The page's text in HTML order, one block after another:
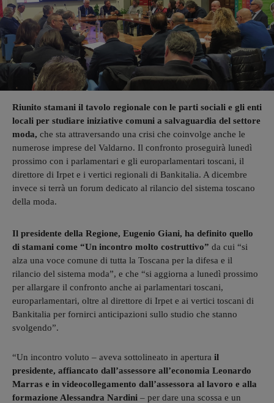
Riunito stamani il tavolo regionale con le parti sociali e gli enti
locali per studiare iniziative comuni a salvaguardia del settore
moda, che sta attraversando una crisi che coinvolge anche le
numerose imprese del Valdarno. Il confronto proseguirà lunedì
prossimo con i parlamentari e gli europarlamentari toscani, il
direttore di Irpet e i vertici regionali di Bankitalia. A dicembre
invece si terrà un forum dedicato al rilancio del sistema toscano
della moda.
Il presidente della Regione, Eugenio Giani, ha definito quello
di stamani come “Un incontro molto costruttivo” da cui “si
alza una voce comune di tutta la Toscana per la difesa e il
rilancio del sistema moda”, e che “si aggiorna a lunedì prossimo
per allargare il confronto anche ai parlamentari toscani,
europarlamentari, oltre al direttore di Irpet e ai vertici toscani di
Bankitalia per fornirci anticipazioni sullo studio che stanno
svolgendo”.
“Un incontro voluto – aveva sottolineato in apertura il
presidente, affiancato dall’assessore all’economia Leonardo
Marras e in videocollegamento dall’assessora al lavoro e alla
formazione Alessandra Nardini – per dare una scossa e un